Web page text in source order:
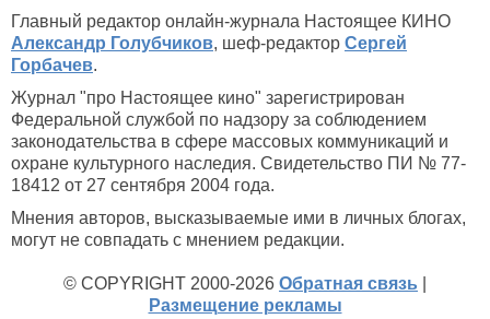
Главный редактор онлайн-журнала Настоящее КИНО
Александр Голубчиков, шеф-редактор Сергей
Горбачев.
Журнал "про Настоящее кино" зарегистрирован
Федеральной службой по надзору за соблюдением
законодательства в сфере массовых коммуникаций и
охране культурного наследия. Свидетельство ПИ № 77-
18412 от 27 сентября 2004 года.
Мнения авторов, высказываемые ими в личных блогах,
могут не совпадать с мнением редакции.
© COPYRIGHT 2000-2026 Обратная связь
Размещение рекламы